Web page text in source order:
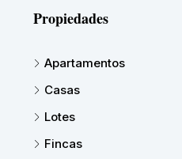
Propiedades
Apartamentos
Casas
Lotes
Fincas